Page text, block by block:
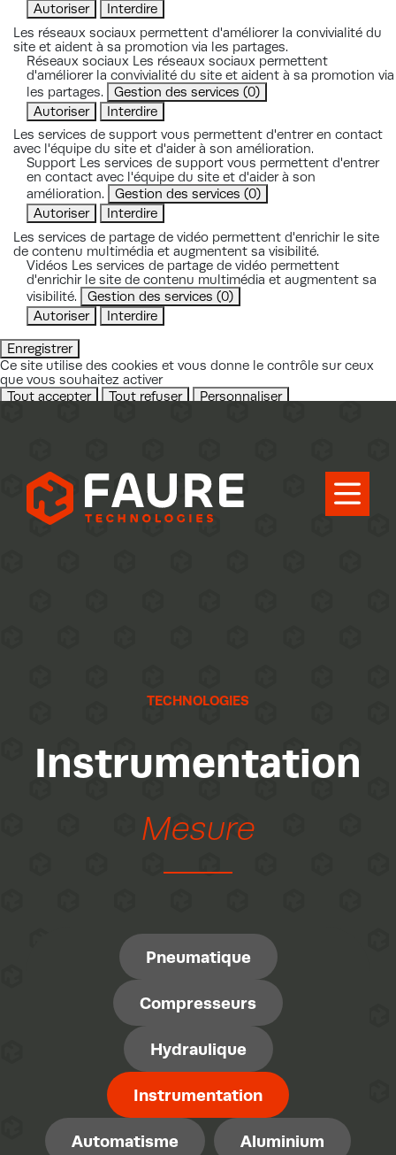
Autoriser
Interdire
Les réseaux sociaux permettent d'améliorer la convivialité du
site et aident à sa promotion via les partages.
Réseaux sociaux Les réseaux sociaux permettent
d'améliorer la convivialité du site et aident à sa promotion via
les partages.
Gestion des services (0)
Autoriser
Interdire
Les services de support vous permettent d'entrer en contact
avec l'équipe du site et d'aider à son amélioration.
Support
Les services de support vous permettent d'entrer
en contact avec l'équipe du site et d'aider à son
amélioration.
Gestion des services (0)
Autoriser
Interdire
Les services de partage de vidéo permettent d'enrichir le site
de contenu multimédia et augmentent sa visibilité.
Vidéos Les services de partage de vidéo permettent
d'enrichir le site de contenu multimédia et augmentent sa
visibilité.
Gestion des services (0)
Autoriser
Interdire
Enregistrer
Ce site utilise des cookies et vous donne le contrôle sur ceux
que vous souhaitez activer
Tout accepter
Tout refuser
Personnaliser
TECHNOLOGIES
Instrumentation
Mesure
Pneumatique
Compresseurs
Hydraulique
Instrumentation
Automatisme Aluminium